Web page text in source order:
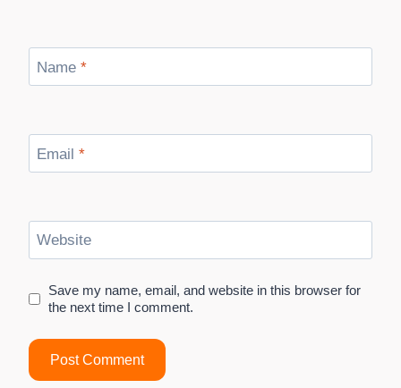
Name *
Email *
Website
Save my name, email, and website in this browser for
the next time I comment.